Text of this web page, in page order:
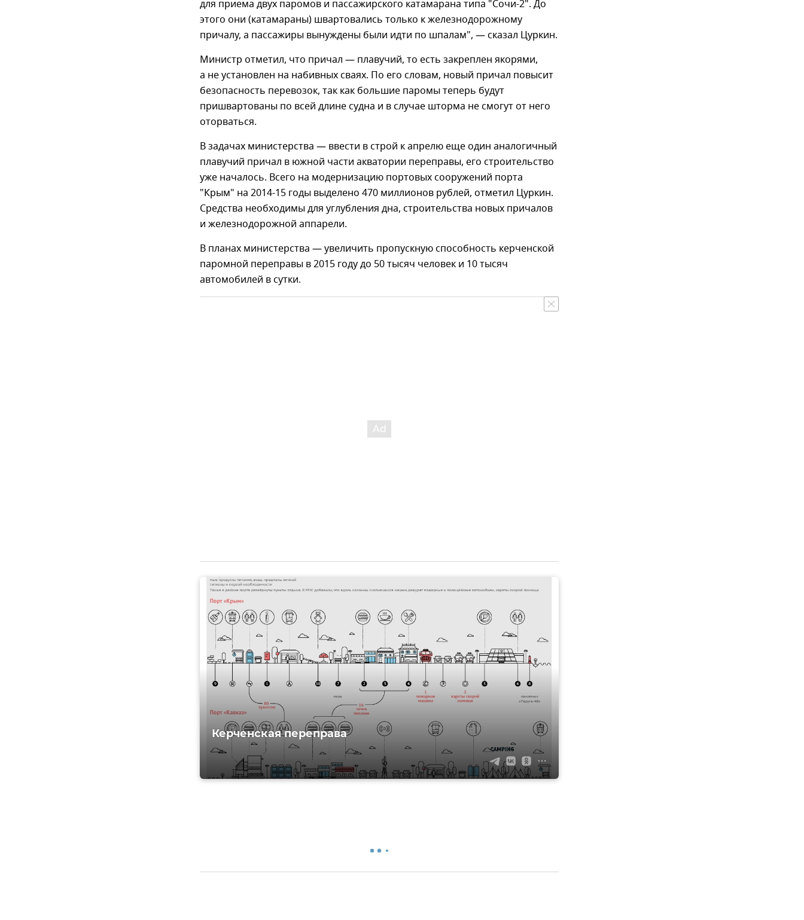
для приема двух паромов и пассажирского катамарана типа "Сочи-2". До
этого они (катамараны) швартовались только к железнодорожному
причалу, а пассажиры вынуждены были идти по шпалам", — сказал Цуркин.
Министр отметил, что причал — плавучий, то есть закреплен якорями,
а не установлен на набивных сваях. По его словам, новый причал повысит
безопасность перевозок, так как большие паромы теперь будут
пришвартованы по всей длине судна и в случае шторма не смогут от него
оторваться.
В задачах министерства — ввести в строй к апрелю еще один аналогичный
плавучий причал в южной части акватории переправы, его строительство
уже началось. Всего на модернизацию портовых сооружений порта
"Крым" на 2014-15 годы выделено 470 миллионов рублей, отметил Цуркин.
Средства необходимы для углубления дна, строительства новых причалов
и железнодорожной аппарели.
В планах министерства — увеличить пропускную способность керченской
паромной переправы в 2015 году до 50 тысяч человек и 10 тысяч
автомобилей в сутки.
Керченская переправа